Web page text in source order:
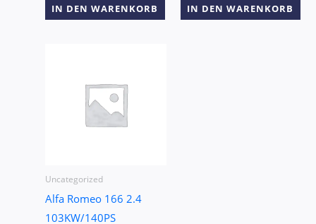
IN DEN WARENKORB IN DEN WARENKORB
Uncategorized
Alfa Romeo 166 2.4
103KW/140PS